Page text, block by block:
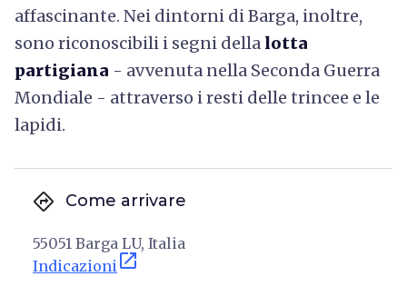
affascinante. Nei dintorni di Barga, inoltre,
sono riconoscibili i segni dellalotta
partigiana - avvenuta nella Seconda Guerra
Mondiale - attraverso i resti delle trincee e le
lapidi.
directions Come arrivare
55051 Barga LU, Italia
Indicazioni open_in_new